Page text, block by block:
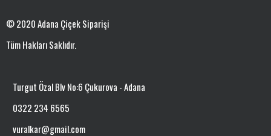
© 2020 Adana Çiçek Siparişi
Tüm Hakları Saklıdır.
Turgut Özal Blv No:6 Çukurova - Adana
0322 234 6565
vuralkar@gmail.com